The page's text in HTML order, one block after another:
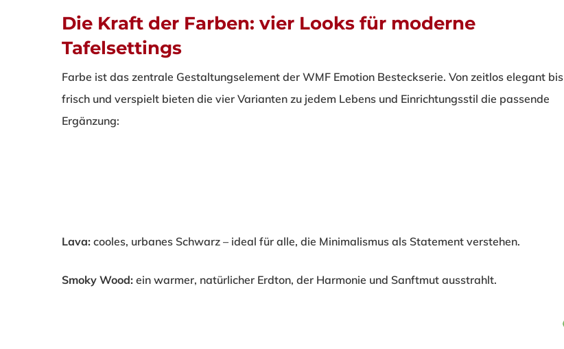
Die Kraft der Farben: vier Looks für moderne
Tafelsettings
Farbe ist das zentrale Gestaltungselement der WMF Emotion Besteckserie. Von zeitlos elegant bis
frisch und verspielt bieten die vier Varianten zu jedem Lebens und Einrichtungsstil die passende
Ergänzung:
Lava: cooles, urbanes Schwarz – ideal für alle, die Minimalismus als Statement verstehen.
Smoky Wood: ein warmer, natürlicher Erdton, der Harmonie und Sanftmut ausstrahlt.